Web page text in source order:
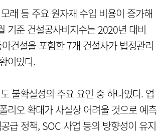
래 등 주요 원자재 수입 비용이 증가해
기준 건설공사비지수는 2020년 대비
건설을 포함한 7개 건설사가 법정관리
이었다.
불확실성의 주요 요인 중 하나였다. 업
리오 확대가 사실상 어려울 것으로 예측
급 정책, SOC 사업 등의 방향성이 유지